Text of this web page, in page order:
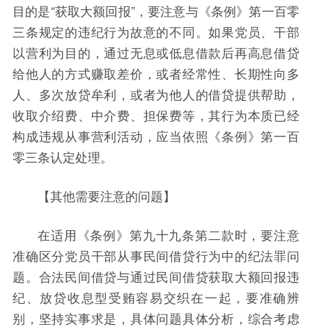
目的是“获取大额回报”，要注意与《条例》第一百零
三条规定的违纪行为故意的不同。如果党员、干部
以营利为目的，通过无息或低息借款后再高息借贷
给他人的方式赚取差价，或者经常性、长期性向多
人、多次放贷牟利，或者为他人的借贷提供帮助，
收取介绍费、中介费、担保费等，其行为本质已经
构成违规从事营利活动，应当依照《条例》第一百
零三条认定处理。
【其他需要注意的问题】
在适用《条例》第九十九条第二款时，要注意
准确区分党员干部从事民间借贷行为中的纪法罪问
题。合法民间借贷与通过民间借贷获取大额回报违
纪、放贷收息型受贿容易交织在一起，要准确辨
别，坚持实事求是，具体问题具体分析，综合考虑